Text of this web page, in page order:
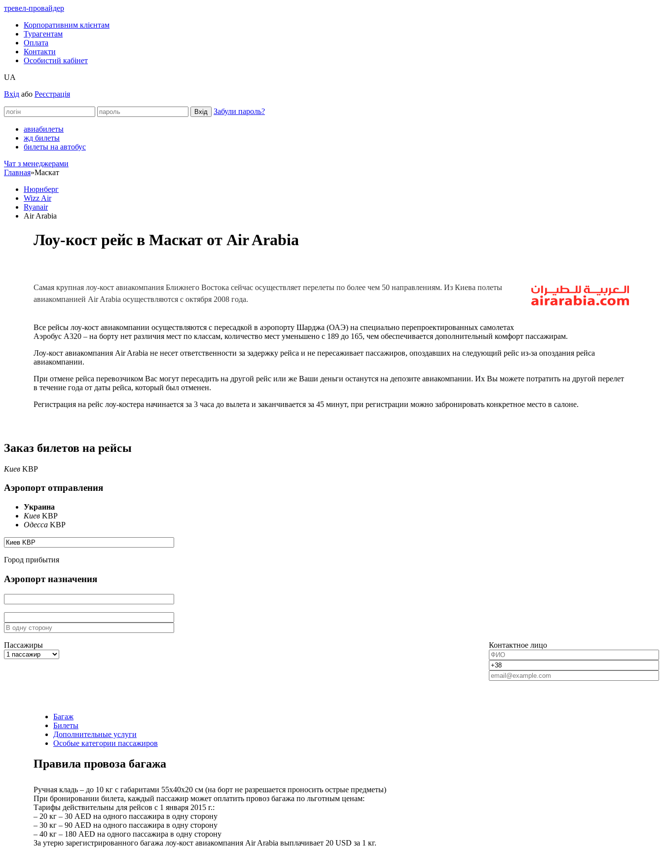
тревел-провайдер
Корпоративним клієнтам
Турагентам
Оплата
Контакти
Особистий кабінет
UA
Вхід або Реєстрація
Забули пароль?
авиабилеты
жд билеты
билеты на автобус
Чат з менеджерами
Главная»Маскат
Нюрнберг
Wizz Air
Ryanair
Air Arabia
Лоу-кост рейс в Маскат от Air Arabia
Самая крупная лоу-кост авиакомпания Ближнего Востока сейчас осуществляет перелеты по более чем 50 направлениям. Из Киева полеты
авиакомпанией Air Arabia осуществляются с октября 2008 года.
Все рейсы лоу-кост авиакомпании осуществляются с пересадкой в аэропорту Шарджа (ОАЭ) на специально перепроектированных самолетах
Аэробус А320 – на борту нет различия мест по классам, количество мест уменьшено с 189 до 165, чем обеспечивается дополнительный комфорт пассажирам.
Лоу-кост авиакомпания Air Arabia не несет ответственности за задержку рейса и не пересаживает пассажиров, опоздавших на следующий рейс из-за опоздания рейса
авиакомпании.
При отмене рейса перевозчиком Вас могут пересадить на другой рейс или же Ваши деньги останутся на депозите авиакомпании. Их Вы можете потратить на другой перелет
в течение года от даты рейса, который был отменен.
Регистрация на рейс лоу-костера начинается за 3 часа до вылета и заканчивается за 45 минут, при регистрации можно забронировать конкретное место в салоне.
Заказ билетов на рейсы
Киев KBP
Аэропорт отправления
Украина
Киев KBP
Одесса KBP
Город прибытия
Аэропорт назначения
Пассажиры Контактное лицо
Багаж
Билеты
Дополнительные услуги
Особые категории пассажиров
Правила провоза багажа
Ручная кладь – до 10 кг с габаритами 55х40х20 см (на борт не разрешается проносить острые предметы)
При бронировании билета, каждый пассажир может оплатить провоз багажа по льготным ценам:
Тарифы действительны для рейсов с 1 января 2015 г.:
– 20 кг – 30 AED на одного пассажира в одну сторону
– 30 кг – 90 AED на одного пассажира в одну сторону
– 40 кг – 180 AED на одного пассажира в одну сторону
За утерю зарегистрированного багажа лоу-кост авиакомпания Air Arabia выплачивает 20 USD за 1 кг.